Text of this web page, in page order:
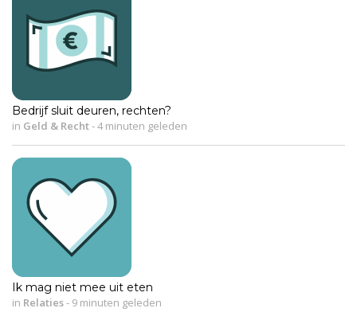
Bedrijf sluit deuren, rechten?
in Geld & Recht-4 minuten geleden
Ik mag niet mee uit eten
in Relaties- 9 minuten geleden